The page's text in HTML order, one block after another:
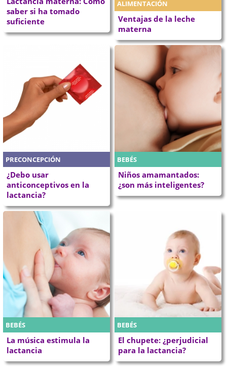
saber si ha tomado
suficiente
ALIMENTACIÓN
Ventajas de la leche
materna
PRECONCEPCIÓN
¿Debo usar
anticonceptivos en la
lactancia?
BEBÉS
Niños amamantados:
¿son más inteligentes?
BEBÉS
La música estimula la
lactancia
BEBÉS
El chupete: ¿perjudicial
para la lactancia?